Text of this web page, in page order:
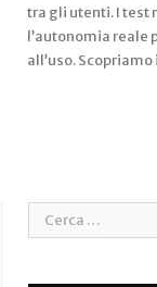
tra gli utenti. I test
l’autonomia reale
all’uso.